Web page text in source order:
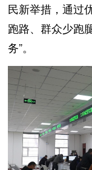
民新举措，通过
跑路、群众少跑
务”。